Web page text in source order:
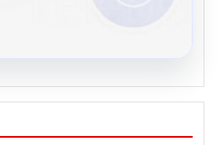
gözaltına alındı
▲ +0.18%
▲ +0.32%